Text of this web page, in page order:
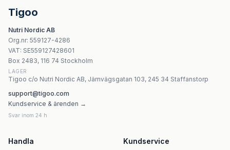
Yango L-Lysine 1067 mg - 90 kapslar
Nutricost D-Aspartic Acid 750 mg - 180 kapslar
Nutriversum Almond Butter - 200g
Nutriversum - Pure Caseine Pro - Chocolate - 500g
Tigoo
Nutri Nordic AB
Org.nr: 559127-4286
VAT: SE559127428601
Box 2483, 116 74 Stockholm
LAGER
Tigoo c/o Nutri Nordic AB, Järnvägsgatan 103, 245 34 Staffanstorp
support@tigoo.com
Kundservice & ärenden →
Svar inom 24 h
Handla Kundservice